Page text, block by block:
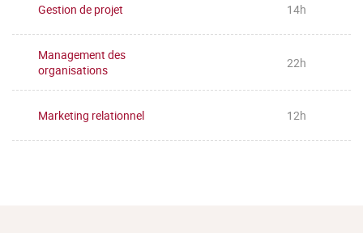
Gestion de projet 14h
Management des
organisations
22h
Marketing relationnel 12h